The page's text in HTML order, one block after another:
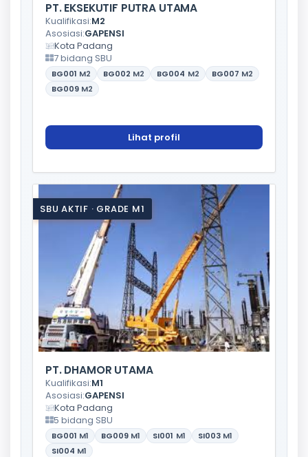
PT. EKSEKUTIF PUTRA UTAMA
Kualifikasi:M2
Asosiasi:GAPENSI
Kota Padang
7 bidang SBU
BG001 M2 BG002 M2 BG004 M2 BG007 M2
BG009 M2
Lihat profil
SBU AKTIF · GRADE M1
PT. DHAMOR UTAMA
Kualifikasi:M1
Asosiasi:GAPENSI
Kota Padang
5 bidang SBU
BG001 M1 BG009 M1 SI001 M1 SI003 M1
SI004 M1